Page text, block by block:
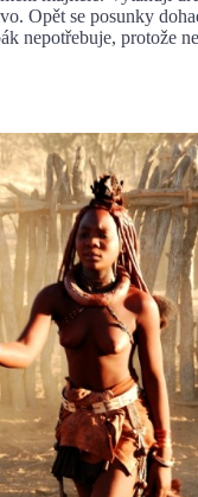
Opět se posunky
nepotřebuje, protože